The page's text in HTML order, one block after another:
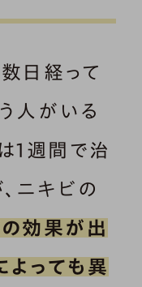
日経って
人がいる
1週間で治
ニキビの
効果が出
よっても異